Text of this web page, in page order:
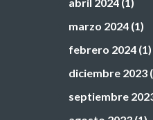
marzo 2024 (1)
febrero 2024 (1)
diciembre 2023
septiembre